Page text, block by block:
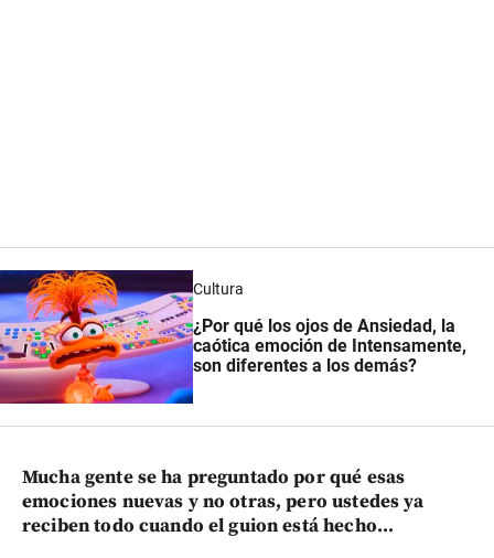
Cultura
¿Por qué los ojos de Ansiedad, la
caótica emoción de Intensamente,
son diferentes a los demás?
Mucha gente se ha preguntado por qué esas
emociones nuevas y no otras, pero ustedes ya
reciben todo cuando el guion está hecho...